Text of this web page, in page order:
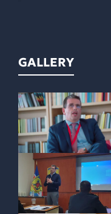
GALLERY